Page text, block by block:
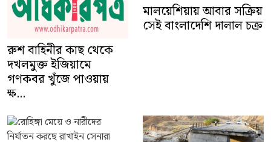
রুশ বাহিনীর কাছ থেকে
দখলমুক্ত ইজিয়ামে
গণকবর খুঁজে পাওয়ায়
ক্ষ...
মালয়েশিয়ায় আবার সক্রিয়
সেই বাংলাদেশি দালাল চক্র